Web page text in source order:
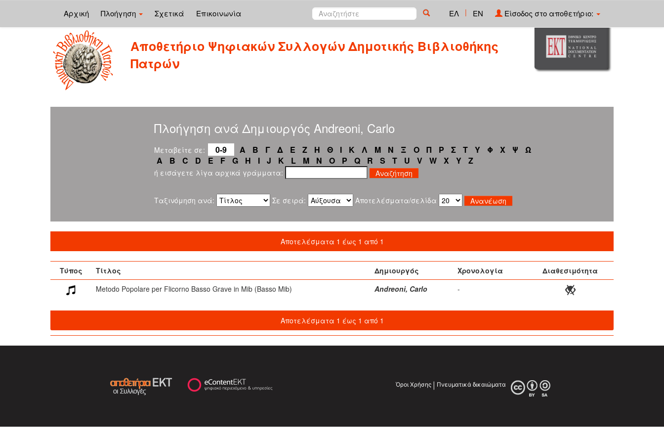
Αρχική Πλοήγηση Σχετικά Επικοινωνία ΕΛ | EN Είσοδος στο αποθετήριο:
Αποθετήριο Ψηφιακών Συλλογών Δημοτικής Βιβλιοθήκης
Πατρών
Πλοήγηση ανά Δημιουργός Andreoni, Carlo
Μεταβείτε σε: 0-9 Α Β Γ Δ Ε Ζ Η Θ Ι Κ Λ Μ Ν Ξ Ο Π Ρ Σ Τ Υ Φ Χ Ψ
Ω
A
B C D E F G H I J K L M N O P Q R S T U V W X Y Z
ή εισάγετε λίγα αρχικά γράμματα:
Ταξινόμηση ανά: Σε σειρά: Αποτελέσματα/σελίδα
Αποτελέσματα 1 έως 1 από 1
Τύπος Τίτλος Δημιουργός Χρονολογία
Διαθεσιμότητα
Metodo Popolare per Flicorno Basso Grave in Mib (Basso Mib)
Andreoni, Carlo -
Αποτελέσματα 1 έως 1 από 1